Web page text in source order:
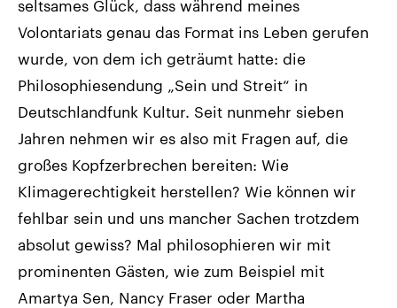
seltsames Glück, dass während meines
Volontariats genau das Format ins Leben gerufen
wurde, von dem ich geträumt hatte: die
Philosophiesendung „Sein und Streit“ in
Deutschlandfunk Kultur. Seit nunmehr sieben
Jahren nehmen wir es also mit Fragen auf, die
großes Kopfzerbrechen bereiten: Wie
Klimagerechtigkeit herstellen? Wie können wir
fehlbar sein und uns mancher Sachen trotzdem
absolut gewiss? Mal philosophieren wir mit
prominenten Gästen, wie zum Beispiel mit
Amartya Sen, Nancy Fraser oder Martha